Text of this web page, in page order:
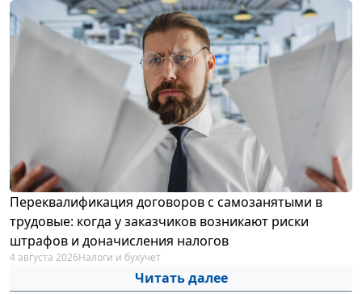
Переквалификация договоров с самозанятыми в
трудовые: когда у заказчиков возникают риски
штрафов и доначисления налогов
4 августа 2026Налоги и бухучет
Читать далее